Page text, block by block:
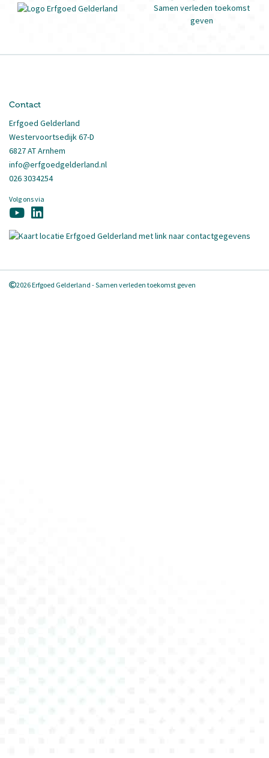
Contact
Erfgoed Gelderland
Westervoortsedijk 67-D
6827 AT Arnhem
info@erfgoedgelderland.nl
026 3034254
Volg ons via
2026 Erfgoed Gelderland - Samen verleden toekomst geven